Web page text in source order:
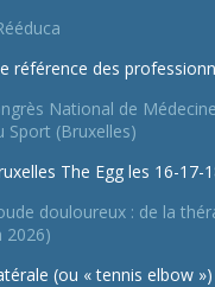
référence des
National de
Sport (Bruxelles)
The Egg les 16-17-
douloureux : de la
2026)
(ou « tennis elbow »)